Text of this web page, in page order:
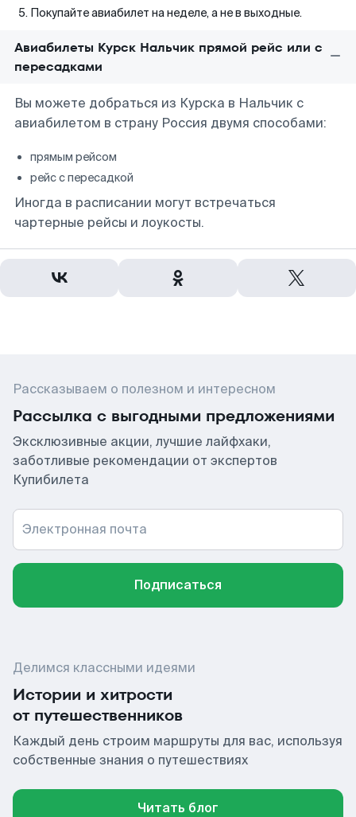
Покупайте авиабилет на неделе, а не в выходные.
Авиабилеты Курск Нальчик прямой рейс или с
пересадками
Вы можете добраться из Курска в Нальчик с
авиабилетом в страну Россия двумя способами:
прямым рейсом
рейс с пересадкой
Иногда в расписании могут встречаться
чартерные рейсы и лоукосты.
Рассказываем о полезном и интересном
Рассылка с выгодными предложениями
Эксклюзивные акции, лучшие лайфхаки,
заботливые рекомендации от экспертов
Купибилета
Электронная почта
Подписаться
Делимся классными идеями
Истории и хитрости
от путешественников
Каждый день строим маршруты для вас, используя
собственные знания о путешествиях
Читать блог